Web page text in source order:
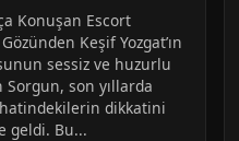
Konuşan Escort
Keşif Yozgat’ın
sessiz ve huzurlu
son yıllarda
dikkatini
geldi. Bu...